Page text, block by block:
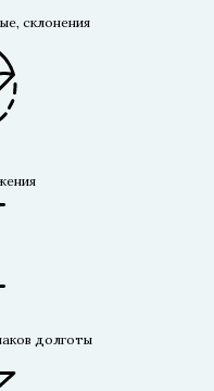
склонения
долготы